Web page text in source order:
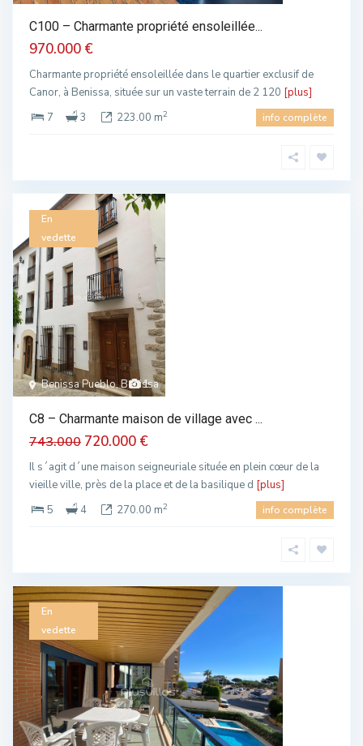
C100 – Charmante propriété ensoleillée...
970.000 €
Charmante propriété ensoleillée dans le quartier exclusif de
Canor, à Benissa, située sur un vaste terrain de 2 120 [plus]
7
3 223.00 m2 info complète
1
Benissa Pueblo, Benissa
En
vedette
C8 – Charmante maison de village avec ...
743.000 720.000 €
Il s´agit d´une maison seigneuriale située en plein cœur de la
vieille ville, près de la place et de la basilique d [plus]
5
4 270.00 m2 info complète
En
vedette